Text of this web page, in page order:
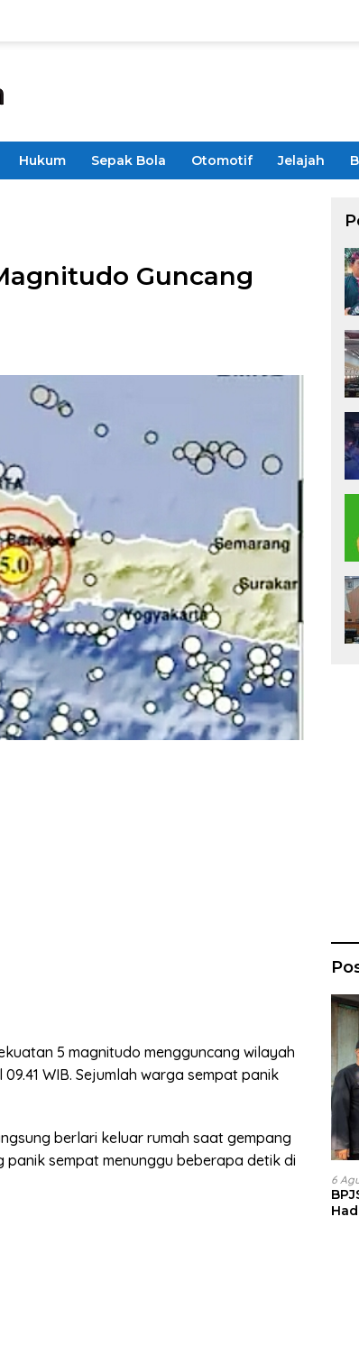
Hukum Sepak Bola Otomotif Jelajah
Guncang
5 magnitudo mengguncang wilayah
WIB. Sejumlah warga sempat panik
berlari keluar rumah saat gempang
sempat menunggu beberapa detik di
6